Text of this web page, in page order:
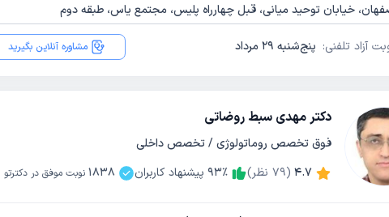
خیابان توحید میانی، قبل چهارراه پلیس، مجتمع یاس، طبقه دوم
آزاد تلفنی: پنج‌شنبه 29 مرداد مشاوره آنلاین بگیرید
دکتر مهدی سبط روضاتی
فوق تخصص روماتولوژی / تخصص داخلی
4.7
(
79 نظر) 93٪ پیشنهاد کاربران 1838 نوبت موفق در دکترتو